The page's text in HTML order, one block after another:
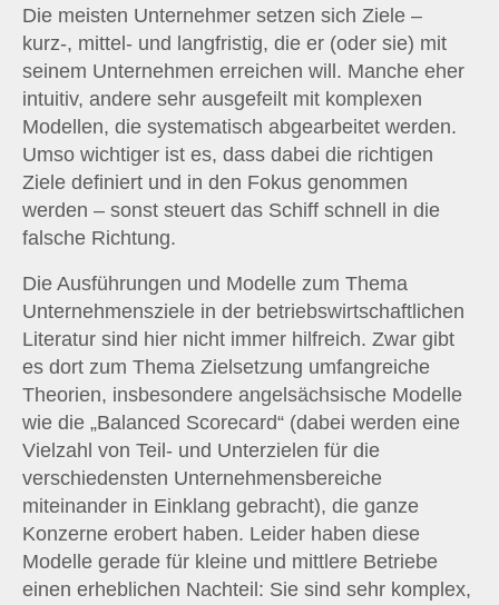
Die meisten Unternehmer setzen sich Ziele –
kurz-, mittel- und langfristig, die er (oder sie) mit
seinem Unternehmen erreichen will. Manche eher
intuitiv, andere sehr ausgefeilt mit komplexen
Modellen, die systematisch abgearbeitet werden.
Umso wichtiger ist es, dass dabei die richtigen
Ziele definiert und in den Fokus genommen
werden – sonst steuert das Schiff schnell in die
falsche Richtung.
Die Ausführungen und Modelle zum Thema
Unternehmensziele in der betriebswirtschaftlichen
Literatur sind hier nicht immer hilfreich. Zwar gibt
es dort zum Thema Zielsetzung umfangreiche
Theorien, insbesondere angelsächsische Modelle
wie die „Balanced Scorecard“ (dabei werden eine
Vielzahl von Teil- und Unterzielen für die
verschiedensten Unternehmensbereiche
miteinander in Einklang gebracht), die ganze
Konzerne erobert haben. Leider haben diese
Modelle gerade für kleine und mittlere Betriebe
einen erheblichen Nachteil: Sie sind sehr komplex,